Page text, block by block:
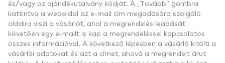
és/vagy az ajándékutalvány kódját. A „Tovább” gombra
kattintva a weboldal az e-mail cím megadására szolgáló
oldalra viszi a vásárlót, ahol a megrendelés leadását
követően egy e-mailt is kap a megrendeléssel kapcsolatos
összes információval. A következő lépésben a vásárló kitölti a
vásárlói adatokat és azt a címet, ahová a megrendelt árut